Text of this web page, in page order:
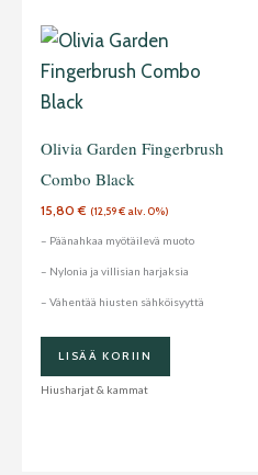
Olivia Garden Fingerbrush
Combo Black
15,80€ (12,59€ alv. 0%)
– Päänahkaa myötäilevä muoto
– Nylonia ja villisian harjaksia
– Vähentää hiusten sähköisyyttä
LISÄÄ KORIIN
Hiusharjat & kammat